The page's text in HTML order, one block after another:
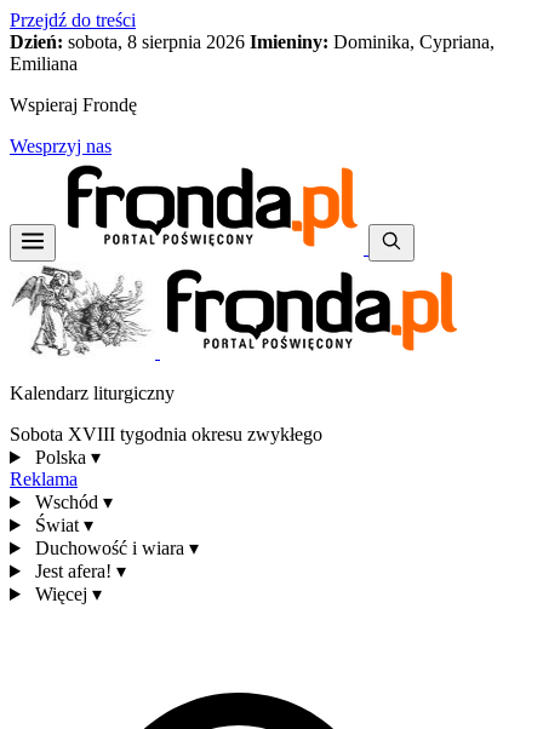
Przejdź do treści
Dzień: sobota, 8 sierpnia 2026 Imieniny: Dominika, Cypriana,
Emiliana
Wspieraj Frondę
Wesprzyj nas
Kalendarz liturgiczny
Sobota XVIII tygodnia okresu zwykłego
Polska ▾
Reklama
Wschód ▾
Świat ▾
Duchowość i wiara ▾
Jest afera! ▾
Więcej ▾